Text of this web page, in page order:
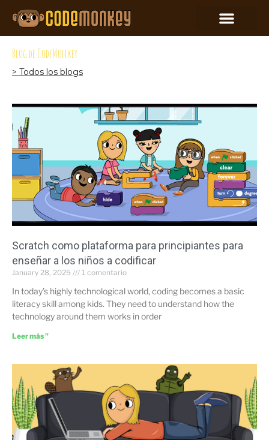
Blog de CodeMonkey
> Todos los blogs
Scratch como plataforma para principiantes para
enseñar a los niños a codificar
January 28, 2025 1 comentario
In today’s highly technological world, coding becomes a basic
literacy skill among kids. They need to understand how the
technology around them works in order
Leer más "